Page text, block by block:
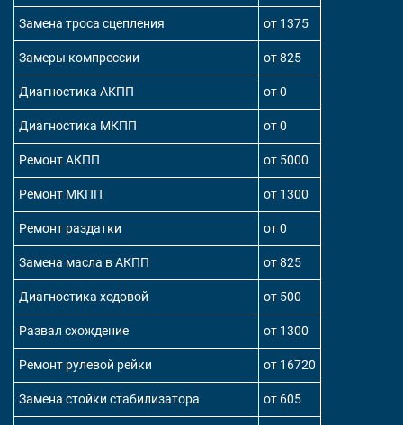
Замена троса сцепления от 1375
Замеры компрессии от 825
Диагностика АКПП от 0
Диагностика МКПП от 0
Ремонт АКПП от 5000
Ремонт МКПП от 1300
Ремонт раздатки от 0
Замена масла в АКПП от 825
Диагностика ходовой от 500
Развал схождение от 1300
Ремонт рулевой рейки от 16720
Замена стойки стабилизатора от 605